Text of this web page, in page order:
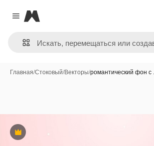
Close menu
Magnific
Главная/Стоковый/Векторы/романтический фон
Премиум